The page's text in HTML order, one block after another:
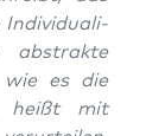
Indi­vi­dua­li­
abs­trak­te
es die
heißt mit